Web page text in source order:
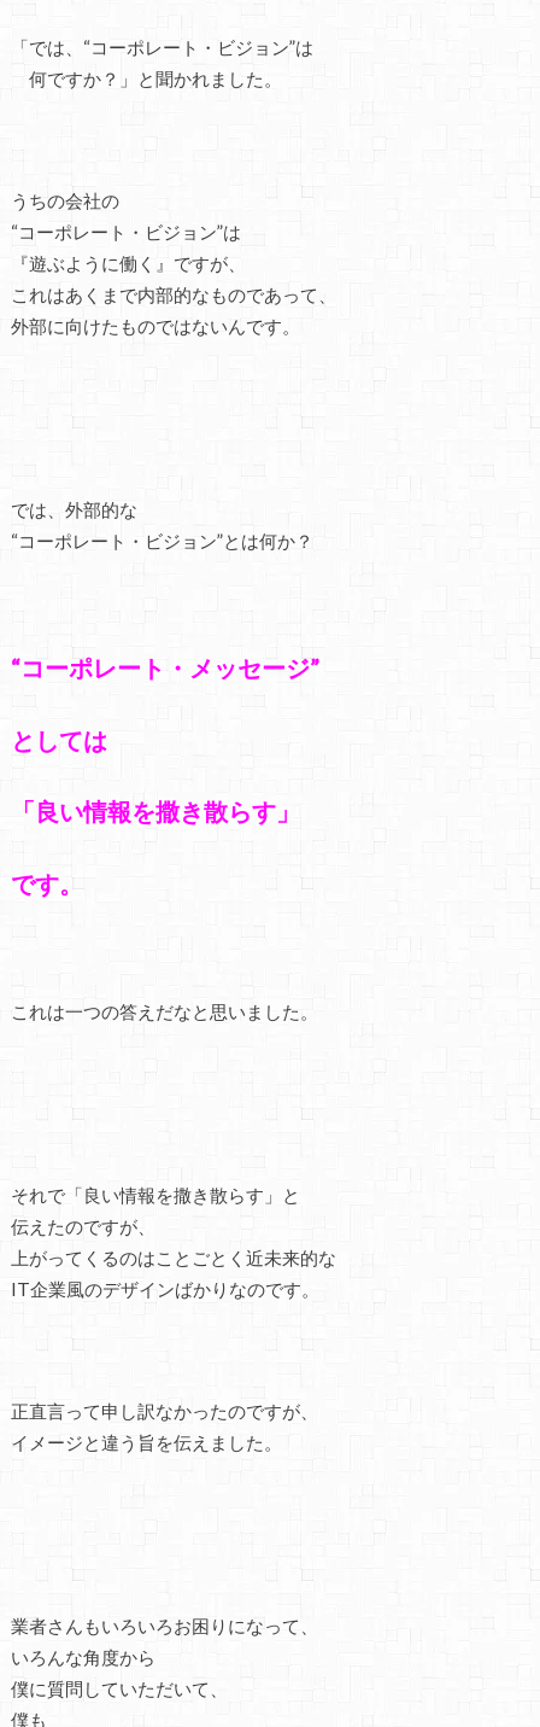
「では、“コーポレート・ビジョン”は
何ですか？」と聞かれました。
うちの会社の
“コーポレート・ビジョン”は
『遊ぶように働く』ですが、
これはあくまで内部的なものであって、
外部に向けたものではないんです。
では、外部的な
“コーポレート・ビジョン”とは何か？
“コーポレート・メッセージ”
としては
「良い情報を撒き散らす」
です。
これは一つの答えだなと思いました。
それで「良い情報を撒き散らす」と
伝えたのですが、
上がってくるのはことごとく近未来的な
IT企業風のデザインばかりなのです。
正直言って申し訳なかったのですが、
イメージと違う旨を伝えました。
業者さんもいろいろお困りになって、
いろんな角度から
僕に質問していただいて、
僕も